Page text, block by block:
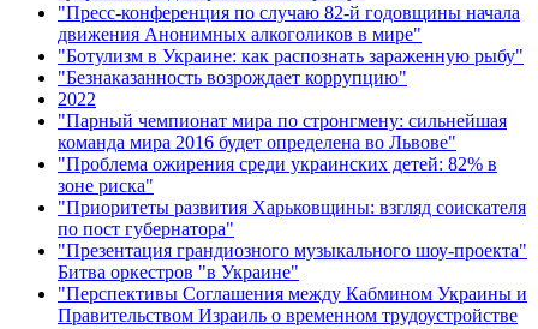
"Пресс-конференция по случаю 82-й годовщины начала
движения Анонимных алкоголиков в мире"
"Ботулизм в Украине: как распознать зараженную рыбу"
"Безнаказанность возрождает коррупцию"
2022
"Парный чемпионат мира по стронгмену: сильнейшая
команда мира 2016 будет определена во Львове"
"Проблема ожирения среди украинских детей: 82% в
зоне риска"
"Приоритеты развития Харьковщины: взгляд соискателя
по пост губернатора"
"Презентация грандиозного музыкального шоу-проекта"
Битва оркестров "в Украине"
"Перспективы Соглашения между Кабмином Украины и
Правительством Израиль о временном трудоустройстве